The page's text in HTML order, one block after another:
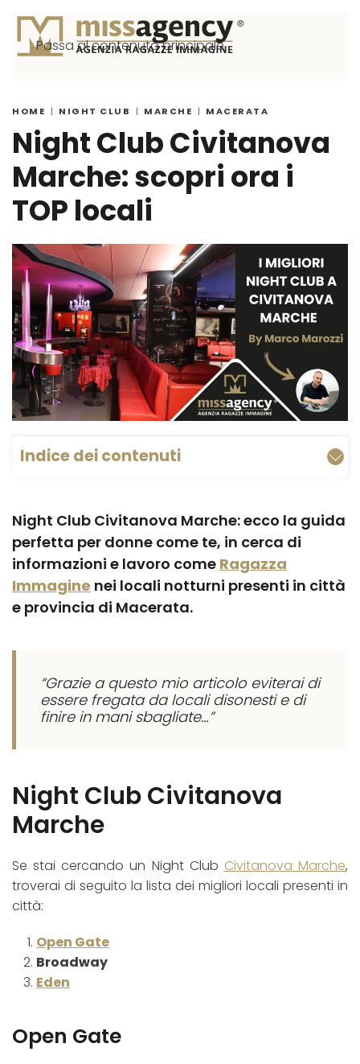
Passa al contenuto principale
HOME NIGHT CLUB MARCHE MACERATA
Night Club Civitanova
Marche: scopri ora i
TOP locali
Indice dei contenuti
Night Club Civitanova Marche: ecco la guida
perfetta per donne come te, in cerca di
informazioni e lavoro come Ragazza
Immagine nei locali notturni presenti in città
e provincia di Macerata.
“Grazie a questo mio articolo eviterai di
essere fregata da locali disonesti e di
finire in mani sbagliate…”
Night Club Civitanova
Marche
Se stai cercando un Night Club Civitanova Marche,
troverai di seguito la lista dei migliori locali presenti in
città:
Open Gate
Broadway
Eden
Open Gate